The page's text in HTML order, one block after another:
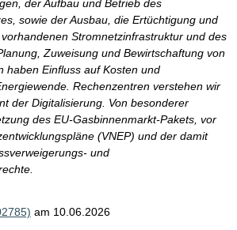
der Aufbau und Betrieb des
sowie der Ausbau, die Ertüchtigung und
Stromnetzinfrastruktur und des
Zuweisung und Bewirtschaftung von
haben Einfluss auf Kosten und
Rechenzentren verstehen wir
der Digitalisierung. Von besonderer
des EU-Gasbinnenmarkt-Pakets, vor
(VNEP) und der damit
und
am 10.06.2026